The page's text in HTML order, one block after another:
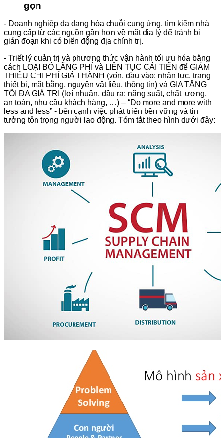
gọn
- Doanh nghiệp đa dạng hóa chuỗi cung ứng, tìm kiếm nhà
cung cấp từ các nguồn gần hơn về mặt địa lý để tránh bị
gián đoạn khi có biến động địa chính trị.
- Triết lý quản trị và phương thức vận hành tối ưu hóa bằng
cách LOẠI BỎ LÃNG PHÍ và LIÊN TỤC CẢI TIẾN để GIẢM
THIỂU CHI PHÍ GIÁ THÀNH (vốn, đầu vào: nhân lực, trang
thiết bị, mặt bằng, nguyên vật liệu, thông tin) và GIA TĂNG
TỐI ĐA GIÁ TRỊ (lợi nhuận, đầu ra: năng suất, chất lượng,
an toàn, nhu cầu khách hàng, …) – “Do more and more with
less and less” - bên cạnh việc phát triển bền vững và tin
tưởng tôn trọng người lao động. Tóm tắt theo hình dưới đây: